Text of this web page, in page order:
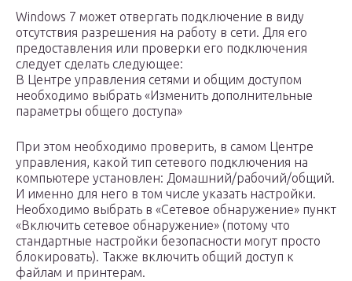
Windows 7 может отвергать подключение в виду
отсутствия разрешения на работу в сети. Для его
предоставления или проверки его подключения
следует сделать следующее:
В Центре управления сетями и общим доступом
необходимо выбрать «Изменить дополнительные
параметры общего доступа»
При этом необходимо проверить, в самом Центре
управления, какой тип сетевого подключения на
компьютере установлен: Домашний/рабочий/общий.
И именно для него в том числе указать настройки.
Необходимо выбрать в «Сетевое обнаружение» пункт
«Включить сетевое обнаружение» (потому что
стандартные настройки безопасности могут просто
блокировать). Также включить общий доступ к
файлам и принтерам.